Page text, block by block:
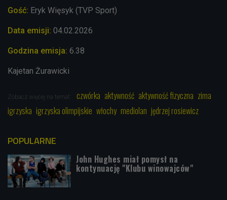
Gość: Eryk Więsyk (TVP Sport)
Data emisji: 04.02 .2026
Godzina emisja: 6.38
Kajetan Żurawicki
Zobacz więcej na temat: czwórka aktywność aktywność fizyczna zima
igrzyska igrzyska olimpijskie włochy mediolan jędrzej rosiewicz
POPULARNE
John Hughes miał pomysł na
kontynuację "Klubu winowajców"